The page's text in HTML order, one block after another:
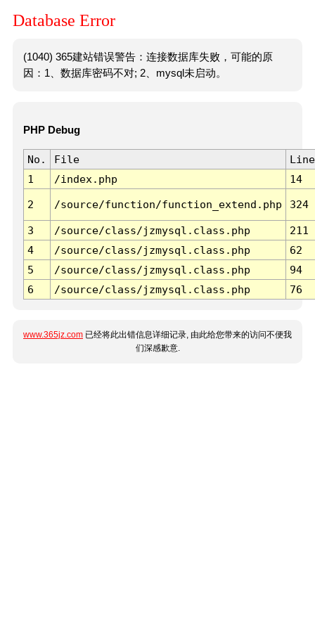
Database Error
(1040) 365建站错误警告：连接数据库失败，可能的原
因：1、数据库密码不对; 2、mysql未启动。
PHP Debug
No. File
Line
1
/index.php 14
2 /source/function/function_extend.php 324
3 /source/class/jzmysql.class.php
211
4
/source/class/jzmysql.class.php
62
5
/source/class/jzmysql.class.php
94
6
/source/class/jzmysql.class.php 76
www.365jz.com 已经将此出错信息详细记录, 由此给您带来的访问不便我
们深感歉意.